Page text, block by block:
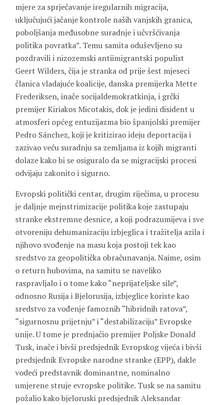
mjere za sprječavanje iregularnih migracija,
uključujući jačanje kontrole naših vanjskih granica,
poboljšanja međusobne suradnje i učvršćivanja
politika povratka”. Temu samita oduševljeno su
pozdravili i nizozemski antiimigrantski populist
Geert Wilders, čija je stranka od prije šest mjeseci
članica vladajuće koalicije, danska premijerka Mette
Frederiksen, inače socijaldemokratkinja, i grčki
premijer Kiriakos Micotakis, dok je jedini disident u
atmosferi općeg entuzijazma bio španjolski premijer
Pedro Sánchez, koji je kritizirao ideju deportacija i
zazivao veću suradnju sa zemljama iz kojih migranti
dolaze kako bi se osiguralo da se migracijski procesi
odvijaju zakonito i sigurno.
Evropski politički centar, drugim riječima, u procesu
je daljnje mejnstrimizacije politika koje zastupaju
stranke ekstremne desnice, a koji podrazumijeva i sve
otvoreniju dehumanizaciju izbjeglica i tražitelja azila i
njihovo svođenje na masu koja postoji tek kao
sredstvo za geopolitička obračunavanja. Naime, osim
o return hubovima, na samitu se naveliko
raspravljalo i o tome kako “neprijateljske sile”,
odnosno Rusija i Bjelorusija, izbjeglice koriste kao
sredstvo za vođenje famoznih “hibridnih ratova”,
“sigurnosnu prijetnju” i “destabilizaciju” Evropske
unije. U tome je prednjačio premijer Poljske Donald
Tusk, inače i bivši predsjednik Evropskog vijeća i bivši
predsjednik Evropske narodne stranke (EPP), dakle
vodeći predstavnik dominantne, nominalno
umjerene struje evropske politike. Tusk se na samitu
požalio kako bjeloruski predsjednik Aleksandar